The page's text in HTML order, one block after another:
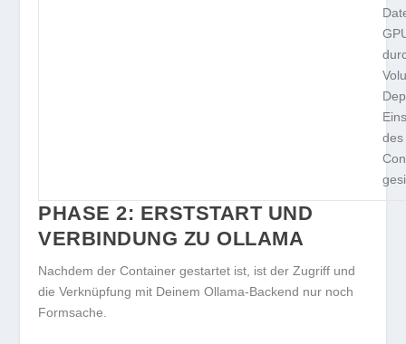
PHASE 2: ERSTSTART UND
VERBINDUNG ZU OLLAMA
Nachdem der Container gestartet ist, ist der Zugriff und
die Verknüpfung mit Deinem Ollama-Backend nur noch
Formsache.